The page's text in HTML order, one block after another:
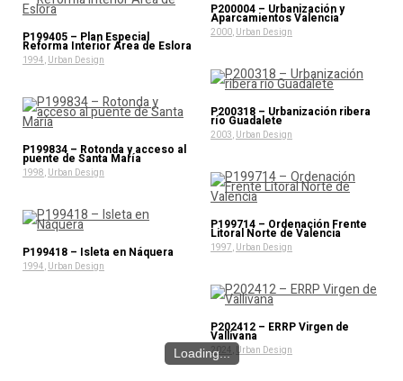
P200004 – Urbanización y
Aparcamientos Valencia
2000, Urban Design
P199405 – Plan Especial
Reforma Interior Area de Eslora
1994, Urban Design
P200318 – Urbanización ribera
río Guadalete
2003, Urban Design
P199834 – Rotonda y acceso al
puente de Santa María
1998, Urban Design
P199714 – Ordenación Frente
Litoral Norte de Valencia
1997, Urban Design
P199418 – Isleta en Náquera
1994, Urban Design
P202412 – ERRP Virgen de
Vallivana
2024 , Urban Design
Loading...
Loading...